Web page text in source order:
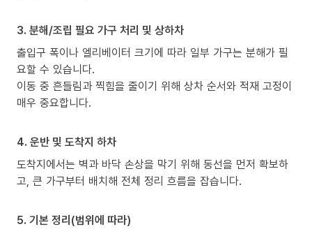
3. 분해/조립 필요 가구 처리 및 상하차
출입구 폭이나 엘리베이터 크기에 따라 일부 가구는 분해가 필
요할 수 있습니다.
이동 중 흔들림과 찍힘을 줄이기 위해 상차 순서와 적재 고정이
매우 중요합니다.
4. 운반 및 도착지 하차
도착지에서는 벽과 바닥 손상을 막기 위해 동선을 먼저 확보하
고, 큰 가구부터 배치해 전체 정리 흐름을 잡습니다.
5. 기본 정리(범위에 따라)